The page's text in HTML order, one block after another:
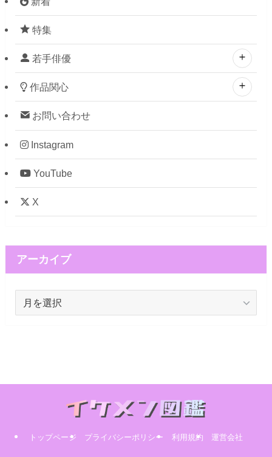
特集
若手俳優
作品関心
お問い合わせ
Instagram
YouTube
X
アーカイブ
トップページ プライバシーポリシー 利用規約 運営会社